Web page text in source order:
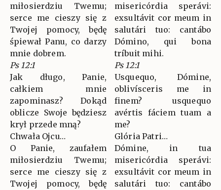
miłosierdziu Twemu;
serce me cieszy się z
Twojej pomocy, będę
śpiewał Panu, co darzy
mnie dobrem.
Ps 12:1
Jak długo, Panie,
całkiem mnie
zapominasz? Dokąd
oblicze Swoje będziesz
krył przede mną?
Chwała Ojcu…
O Panie, zaufałem
miłosierdziu Twemu;
serce me cieszy się z
Twojej pomocy, będę
misericórdia sperávi:
exsultávit cor meum in
salutári tuo: cantábo
Dómino, qui bona
tríbuit mihi.
Ps 12:1
Usquequo, Dómine,
oblivísceris me in
finem? usquequo
avértis fáciem tuam a
me?
Glória Patri…
Dómine, in tua
misericórdia sperávi:
exsultávit cor meum in
salutári tuo: cantábo